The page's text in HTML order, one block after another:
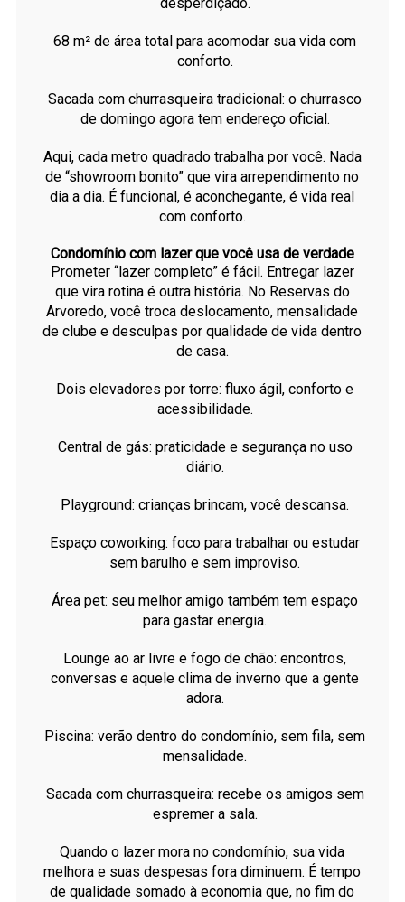
desperdiçado.
68 m² de área total para acomodar sua vida com
conforto.
Sacada com churrasqueira tradicional: o churrasco
de domingo agora tem endereço oficial.
Aqui, cada metro quadrado trabalha por você. Nada
de “showroom bonito” que vira arrependimento no
dia a dia. É funcional, é aconchegante, é vida real
com conforto.
Condomínio com lazer que você usa de verdade
Prometer “lazer completo” é fácil. Entregar lazer
que vira rotina é outra história. No Reservas do
Arvoredo, você troca deslocamento, mensalidade
de clube e desculpas por qualidade de vida dentro
de casa.
Dois elevadores por torre: fluxo ágil, conforto e
acessibilidade.
Central de gás: praticidade e segurança no uso
diário.
Playground: crianças brincam, você descansa.
Espaço coworking: foco para trabalhar ou estudar
sem barulho e sem improviso.
Área pet: seu melhor amigo também tem espaço
para gastar energia.
Lounge ao ar livre e fogo de chão: encontros,
conversas e aquele clima de inverno que a gente
adora.
Piscina: verão dentro do condomínio, sem fila, sem
mensalidade.
Sacada com churrasqueira: recebe os amigos sem
espremer a sala.
Quando o lazer mora no condomínio, sua vida
melhora e suas despesas fora diminuem. É tempo
de qualidade somado à economia que, no fim do